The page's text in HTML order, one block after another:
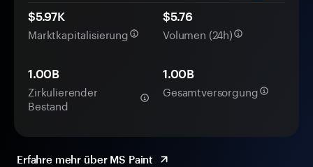
$5.97K
Marktkapitalisierung
$5.76
Volumen (24h)
1.00B
Zirkulierender
Bestand
1.00B
Gesamtversorgung
Erfahre mehr über MS Paint